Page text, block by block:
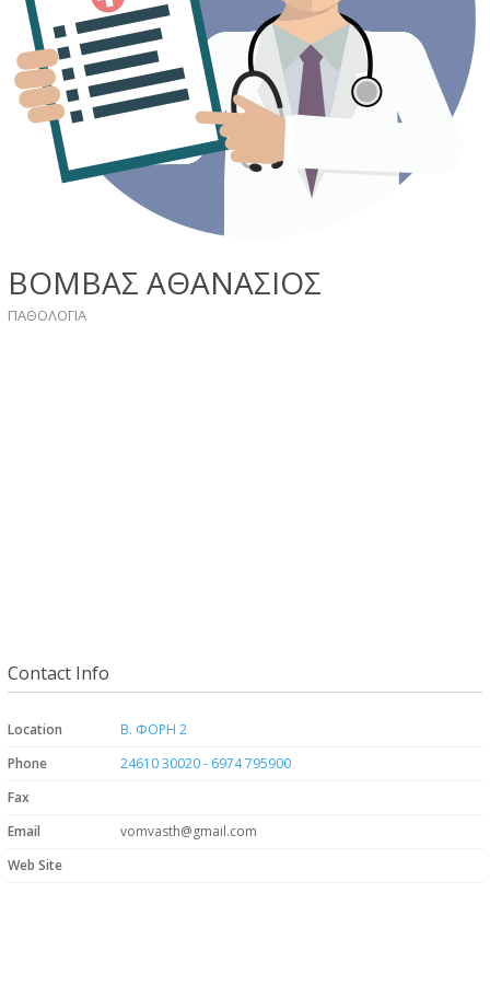
ΒΟΜΒΑΣ ΑΘΑΝΑΣΙΟΣ
ΠΑΘΟΛΟΓΙΑ
Contact Info
Location
Β. ΦΟΡΗ 2
Phone
24610 30020 - 6974 795900
Fax
Email
vomvasth@gmail.com
Web Site